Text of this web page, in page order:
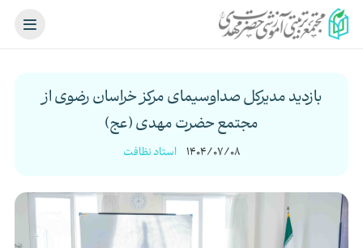
بازدید مدیرکل صداوسیمای مرکز خراسان رضوی از
مجتمع حضرت مهدی (عج)
1404/07/08 استاد نظافت